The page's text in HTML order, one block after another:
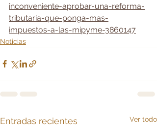
inconveniente-aprobar-una-reforma-
tributaria-que-ponga-mas-
impuestos-a-las-mipyme-3860147
Noticias
Entradas recientes Ver todo